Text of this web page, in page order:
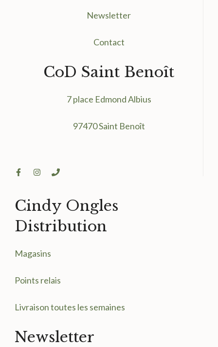
Newsletter
Contact
CoD Saint Benoît
7 place Edmond Albius
97470 Saint Benoît
Cindy Ongles
Distribution
Magasins
Points relais
Livraison toutes les semaines
Newsletter